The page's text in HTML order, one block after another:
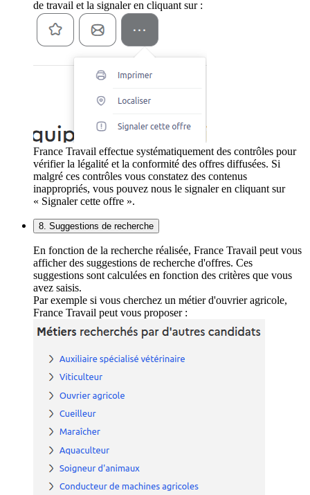
de travail et la signaler en cliquant sur :
France Travail effectue systématiquement des contrôles pour
vérifier la légalité et la conformité des offres diffusées. Si
malgré ces contrôles vous constatez des contenus
inappropriés, vous pouvez nous le signaler en cliquant sur
« Signaler cette offre ».
8. Suggestions de recherche
En fonction de la recherche réalisée, France Travail peut vous
afficher des suggestions de recherche d'offres. Ces
suggestions sont calculées en fonction des critères que vous
avez saisis.
Par exemple si vous cherchez un métier d'ouvrier agricole,
France Travail peut vous proposer :